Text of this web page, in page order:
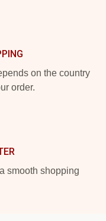
on the country
order.
smooth shopping